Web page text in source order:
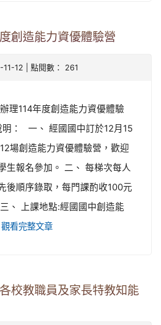
創造能力資優體驗營
11-12 | 點閱數： 261
理114年度創造能力資優體驗
明： 一、 經國國中訂於12月15
場創造能力資優體驗營，歡迎
生報名參加。 二、 每梯次每人
後順序錄取，每門課酌收100元
、 上課地點:經國國中創造能
觀看完整文章
校教職員及家長特教知能